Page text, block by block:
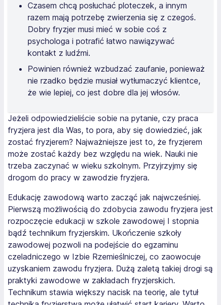
Czasem chcą posłuchać ploteczek, a innym
razem mają potrzebę zwierzenia się z czegoś.
Dobry fryzjer musi mieć w sobie coś z
psychologa i potrafić łatwo nawiązywać
kontakt z ludźmi.
Powinien również wzbudzać zaufanie, ponieważ
nie rzadko będzie musiał wytłumaczyć klientce,
że wie lepiej, co jest dobre dla jej włosów.
Jeżeli odpowiedzieliście sobie na pytanie, czy praca
fryzjera jest dla Was, to pora, aby się dowiedzieć, jak
zostać fryzjerem? Najważniejsze jest to, że fryzjerem
może zostać każdy bez względu na wiek. Nauki nie
trzeba zaczynać w wieku szkolnym. Przyjrzyjmy się
drogom do pracy w zawodzie fryzjera.
Edukację zawodową warto zacząć jak najwcześniej.
Pierwszą możliwością do zdobycia zawodu fryzjera jest
rozpoczęcie edukacji w szkole zawodowej I stopnia
bądź technikum fryzjerskim. Ukończenie szkoły
zawodowej pozwoli na podejście do egzaminu
czeladniczego w Izbie Rzemieślniczej, co zaowocuje
uzyskaniem zawodu fryzjera. Dużą zaletą takiej drogi są
praktyki zawodowe w zakładach fryzjerskich.
Technikum stawia większy nacisk na teorię, ale tytuł